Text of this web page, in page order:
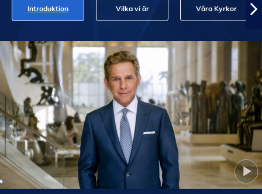
Introduktion Vilka vi är Våra Kyrkor